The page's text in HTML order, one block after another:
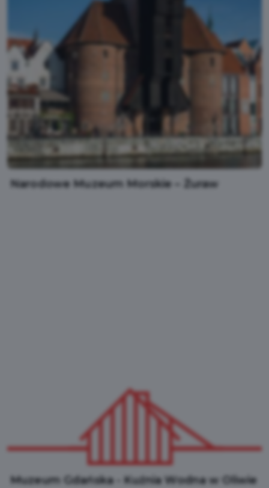
Narodowe Muzeum Morskie – Żuraw
Muzeum Gdańska - Kuźnia Wodna w Oliwie